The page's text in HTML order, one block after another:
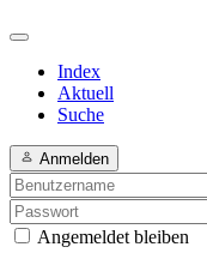
Index
Aktuell
Suche
Anmelden
Angemeldet bleiben